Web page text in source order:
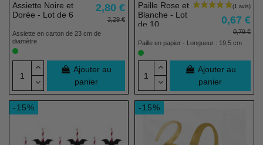
Assiette Noire et
Dorée - Lot de 6
2,80 €
3,29 €
Assiette en carton de 23 cm de
diamètre
Ajouter au
panier
Paille Rose et
Blanche - Lot
de 10
0,67 €
0,79 €
Paille en papier - Longueur : 19,5 cm
Ajouter au
panier
-15% -15%